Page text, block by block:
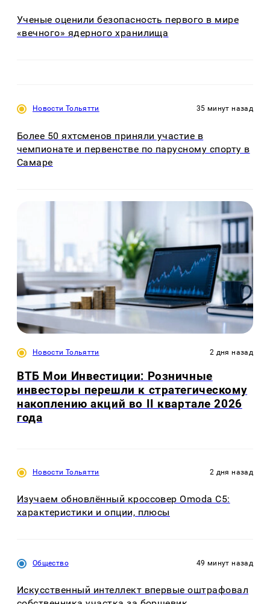
Ученые оценили безопасность первого в мире
«вечного» ядерного хранилища
Новости Тольятти 35 минут назад
Более 50 яхтсменов приняли участие в
чемпионате и первенстве по парусному спорту в
Самаре
Новости Тольятти 2 дня назад
ВТБ Мои Инвестиции: Розничные
инвесторы перешли к стратегическому
накоплению акций во II квартале 2026
года
Новости Тольятти 2 дня назад
Изучаем обновлённый кроссовер Omoda C5:
характеристики и опции, плюсы
Общество 49 минут назад
Искусственный интеллект впервые оштрафовал